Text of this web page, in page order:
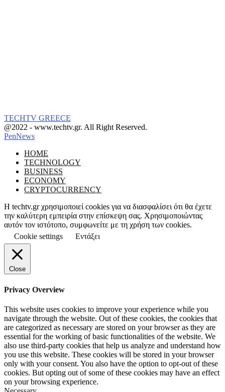
TECHTV GREECE
Facebook
Instagram
@2022 - www.techtv.gr. All Right Reserved.
PenNews
HOME
TECHNOLOGY
BUSINESS
ECONOMY
CRYPTOCURRENCY
Η techtv.gr χρησιμοποιεί cookies για να διασφαλίσει ότι θα έχετε
την καλύτερη εμπειρία στην επίσκεψη σας. Χρησιμοποιώντας
αυτόν τον ιστότοπο, συμφωνείτε με τη χρήση των cookies.
Cookie settings
Εντάξει
Close
Privacy Overview
This website uses cookies to improve your experience while you
navigate through the website. Out of these cookies, the cookies that
are categorized as necessary are stored on your browser as they are
essential for the working of basic functionalities of the website. We
also use third-party cookies that help us analyze and understand how
you use this website. These cookies will be stored in your browser
only with your consent. You also have the option to opt-out of these
cookies. But opting out of some of these cookies may have an effect
on your browsing experience.